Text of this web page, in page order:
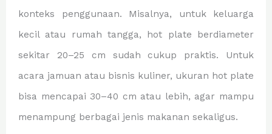
konteks penggunaan. Misalnya, untuk keluarga
kecil atau rumah tangga, hot plate berdiameter
sekitar 20–25 cm sudah cukup praktis. Untuk
acara jamuan atau bisnis kuliner, ukuran hot plate
bisa mencapai 30–40 cm atau lebih, agar mampu
menampung berbagai jenis makanan sekaligus.